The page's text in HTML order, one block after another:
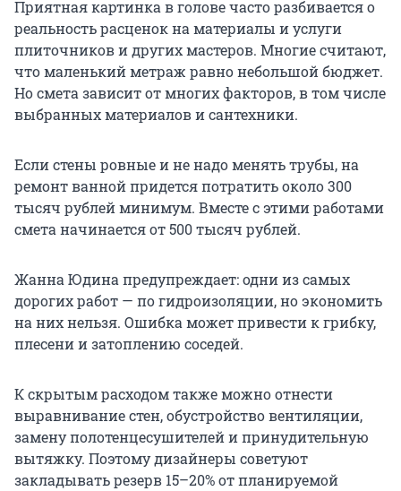
Приятная картинка в голове часто разбивается о
реальность расценок на материалы и услуги
плиточников и других мастеров. Многие считают,
что маленький метраж равно небольшой бюджет.
Но смета зависит от многих факторов, в том числе
выбранных материалов и сантехники.
Если стены ровные и не надо менять трубы, на
ремонт ванной придется потратить около 300
тысяч рублей минимум. Вместе с этими работами
смета начинается от 500 тысяч рублей.
Жанна Юдина предупреждает: одни из самых
дорогих работ — по гидроизоляции, но экономить
на них нельзя. Ошибка может привести к грибку,
плесени и затоплению соседей.
К скрытым расходом также можно отнести
выравнивание стен, обустройство вентиляции,
замену полотенцесушителей и принудительную
вытяжку. Поэтому дизайнеры советуют
закладывать резерв 15–20% от планируемой